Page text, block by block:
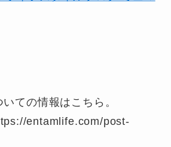
ての情報はこちら。
entamlife.com/post-